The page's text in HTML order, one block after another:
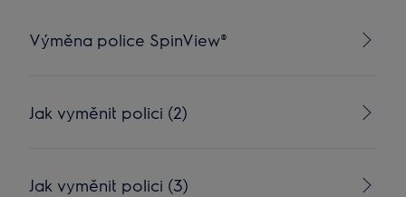
Výměna police SpinView®
Jak vyměnit polici (2)
Jak vyměnit polici (3)